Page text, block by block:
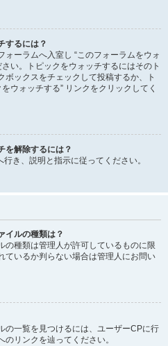
するには？
ーラムへ入室し “このフォーラムをウォ
い。トピックをウォッチするにはそのト
ボックスをチェックして投稿するか、ト
ウォッチする” リンクをクリックしてく
を解除するには？
き、説明と指示に従ってください。
イルの種類は？
の種類は管理人が許可しているものに限
ているか判らない場合は管理人にお問い
の一覧を見つけるには、ユーザーCPに行
リンクを辿ってください。